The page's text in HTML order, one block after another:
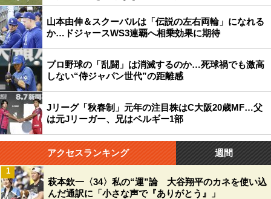
山本由伸＆スクーバルは「伝説の左右両輪」になれる
か…ドジャースWS3連覇へ相乗効果に期待
プロ野球の「乱闘」は消滅するのか…死球禍でも激高
しない“侍ジャパン世代”の距離感
Jリーグ「秋春制」元年の注目株はC大阪20歳MF…父
は元Jリーガー、兄はベルギー1部
アクセスランキング 週間
萩本欽一〈34〉私の“運”論 大谷翔平のカネを使い込
んだ通訳に「小さな声で『ありがとう』」
1